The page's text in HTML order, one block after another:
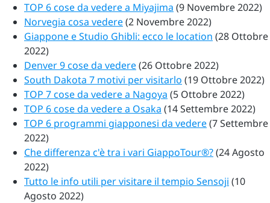
TOP 6 cose da vedere a Miyajima (9 Novembre 2022)
Norvegia cosa vedere(2 Novembre 2022)
Giappone e Studio Ghibli: ecco le location (28 Ottobre
2022)
Denver 9 cose da vedere(26 Ottobre 2022)
South Dakota 7 motivi per visitarlo (19 Ottobre 2022)
TOP 7 cose da vedere a Nagoya (5 Ottobre 2022)
TOP 6 cose da vedere a Osaka (14 Settembre 2022)
TOP 6 programmi giapponesi da vedere(7 Settembre
2022)
Che differenza c'è tra i vari GiappoTour®?(24 Agosto
2022)
Tutto le info utili per visitare il tempio Sensoji (10
Agosto 2022)